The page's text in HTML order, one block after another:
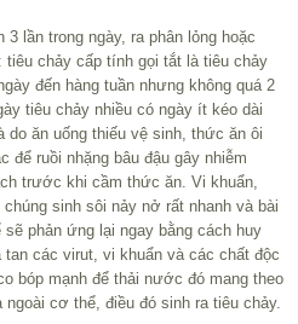
lần trong ngày, ra phân lỏng hoặc
chảy cấp tính gọi tắt là tiêu chảy
đến hàng tuần nhưng không quá 2
tiêu chảy nhiều có ngày ít kéo dài
do ăn uống thiếu vệ sinh, thức ăn ôi
để ruồi nhặng bâu đậu gây nhiễm
trước khi cầm thức ăn. Vi khuẩn,
sinh sôi nảy nở rất nhanh và bài
phản ứng lại ngay bằng cách huy
các virut, vi khuẩn và các chất độc
bóp mạnh để thải nước đó mang theo
cơ thể, điều đó sinh ra tiêu chảy.